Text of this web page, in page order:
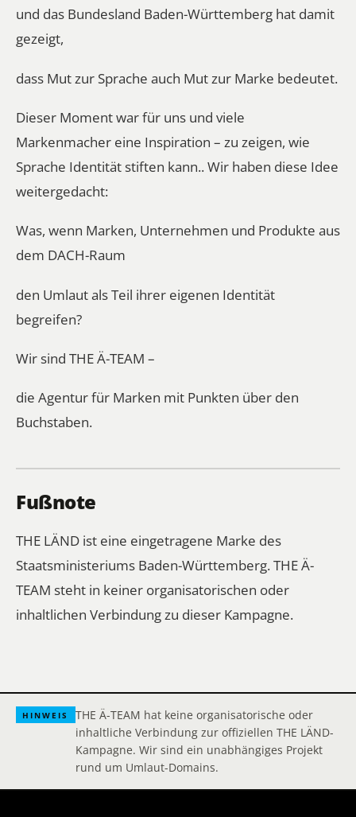
und das Bundesland Baden-Württemberg hat damit
gezeigt,
dass Mut zur Sprache auch Mut zur Marke bedeutet.
Dieser Moment war für uns und viele
Markenmacher eine Inspiration – zu zeigen, wie
Sprache Identität stiften kann.. Wir haben diese Idee
weitergedacht:
Was, wenn Marken, Unternehmen und Produkte aus
dem DACH-Raum
den Umlaut als Teil ihrer eigenen Identität
begreifen?
Wir sind THE Ä-TEAM –
die Agentur für Marken mit Punkten über den
Buchstaben.
Fußnote
THE LÄND ist eine eingetragene Marke des
Staatsministeriums Baden-Württemberg. THE Ä-
TEAM steht in keiner organisatorischen oder
inhaltlichen Verbindung zu dieser Kampagne.
HINWEIS
THE Ä-TEAM hat keine organisatorische oder
inhaltliche Verbindung zur offiziellen THE LÄND-
Kampagne. Wir sind ein unabhängiges Projekt
rund um Umlaut-Domains.